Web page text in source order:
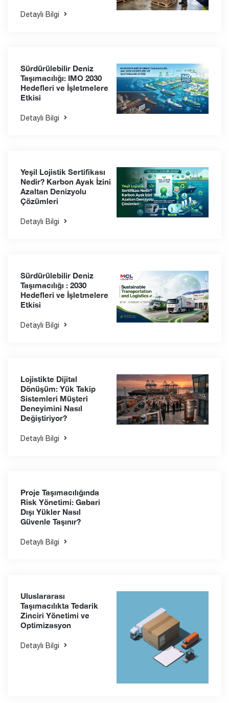
Detaylı Bilgi
Sürdürülebilir Deniz
Taşımacılığı: IMO 2030
Hedefleri ve İşletmelere
Etkisi
Detaylı Bilgi
Yeşil Lojistik Sertifikası
Nedir? Karbon Ayak İzini
Azaltan Denizyolu
Çözümleri
Detaylı Bilgi
Sürdürülebilir Deniz
Taşımacılığı : 2030
Hedefleri ve İşletmelere
Etkisi
Detaylı Bilgi
Lojistikte Dijital
Dönüşüm: Yük Takip
Sistemleri Müşteri
Deneyimini Nasıl
Değiştiriyor?
Detaylı Bilgi
Proje Taşımacılığında
Risk Yönetimi: Gabari
Dışı Yükler Nasıl
Güvenle Taşınır?
Detaylı Bilgi
Uluslararası
Taşımacılıkta Tedarik
Zinciri Yönetimi ve
Optimizasyon
Detaylı Bilgi